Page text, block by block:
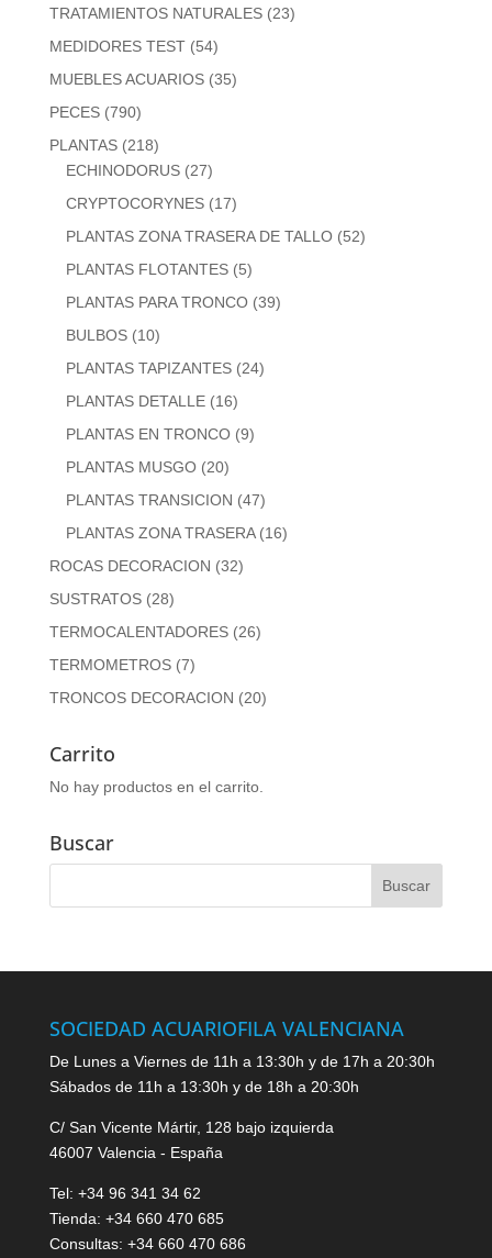
TRATAMIENTOS NATURALES (23)
MEDIDORES TEST (54)
MUEBLES ACUARIOS (35)
PECES (790)
PLANTAS (218)
ECHINODORUS (27)
CRYPTOCORYNES (17)
PLANTAS ZONA TRASERA DE TALLO (52)
PLANTAS FLOTANTES (5)
PLANTAS PARA TRONCO (39)
BULBOS (10)
PLANTAS TAPIZANTES (24)
PLANTAS DETALLE (16)
PLANTAS EN TRONCO (9)
PLANTAS MUSGO (20)
PLANTAS TRANSICION (47)
PLANTAS ZONA TRASERA (16)
ROCAS DECORACION (32)
SUSTRATOS (28)
TERMOCALENTADORES (26)
TERMOMETROS (7)
TRONCOS DECORACION (20)
Carrito
No hay productos en el carrito.
Buscar
SOCIEDAD ACUARIOFILA VALENCIANA
De Lunes a Viernes de 11h a 13:30h y de 17h a 20:30h
Sábados de 11h a 13:30h y de 18h a 20:30h
C/ San Vicente Mártir, 128 bajo izquierda
46007 Valencia - España
Tel: +34 96 341 34 62
Tienda: +34 660 470 685
Consultas: +34 660 470 686